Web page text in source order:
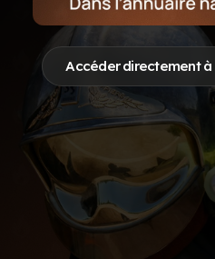
Accéder directement à